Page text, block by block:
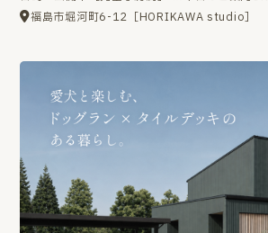
福島市堀河町6-12［HORIKAWA studio］